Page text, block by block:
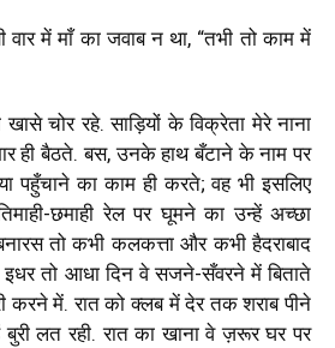
वार में माँ का जवाब न था, “तभी तो काम में
चोर रहे. साड़ियों के विक्रेता मेरे नाना
ही बैठते. बस, उनके हाथ बँटाने के नाम पर
पहुँचाने का काम ही करते; वह भी इसलिए
छमाही रेल पर घूमने का उन्हें अच्छा
तो कभी कलकत्ता और कभी हैदराबाद
इधर तो आधा दिन वे सजने-सँवरने में बिताते
करने में. रात को क्लब में देर तक शराब पीने
लत रही. रात का खाना वे ज़रूर घर पर